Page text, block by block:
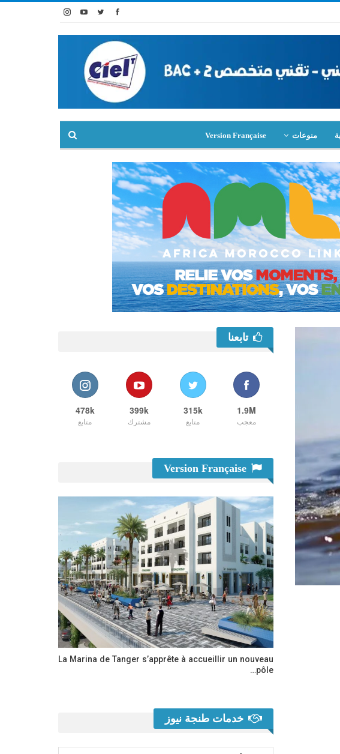
منوعات Version Française
تابعنا
1.9M
معجب
315k
متابع
399k
مشترك
478k
متابع
La Marina de Tanger s’apprête à accueillir un nouveau
pôle…
خدمات طنجة نيوز